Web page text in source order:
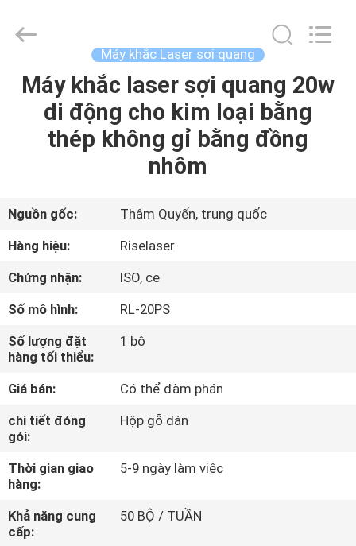
NHÀ
CHƯƠNG
TRÌNH
VỀ
CHÚNG
TÔI
THAM
QUAN
NHÀ
MÁY
2026
Riselaser
Rights
Máy khắc Laser sợi quang
Máy khắc laser sợi quang 20w
di động cho kim loại bằng
thép không gỉ bằng đồng
nhôm
Nguồn gốc:
Thâm Quyến, trung quốc
Hàng hiệu:
Riselaser
Chứng nhận:
ISO, ce
Số mô hình:
RL-20PS
Số lượng đặt
hàng tối thiểu:
1 bộ
Giá bán:
Có thể đàm phán
chi tiết đóng
gói:
Hộp gỗ dán
Thời gian giao
hàng:
5-9 ngày làm việc
Khả năng cung
cấp:
50 BỘ / TUẦN